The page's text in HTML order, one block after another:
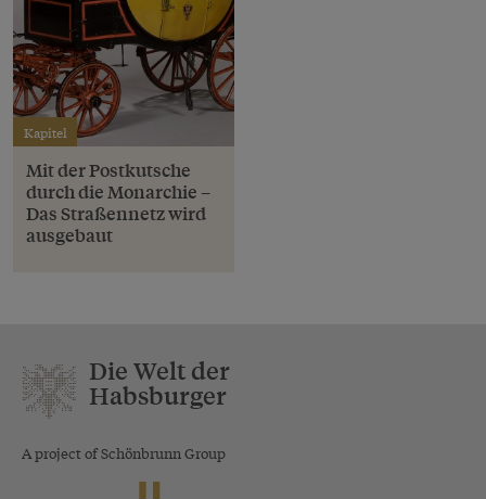
Kapitel
Mit der Postkutsche
durch die Monarchie –
Das Straßennetz wird
ausgebaut
Die Welt der
Habsburger
A project of Schönbrunn Group